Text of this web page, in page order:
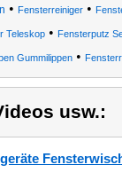
• Fensterreiniger•
Teleskop • Fensterputz
Gummilippen•
usw.: